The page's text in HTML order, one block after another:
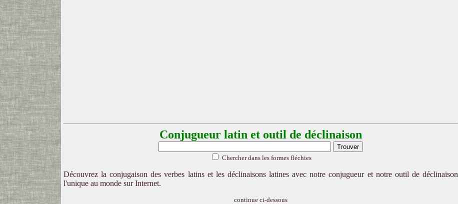
Conjugueur latin et outil de déclinaison
Chercher dans les formes fléchies
Découvrez la conjugaison des verbes latins et les déclinaisons latines avec notre conjugueur et notre outil de déclinaison
l'unique au monde sur Internet.
continue ci-dessous